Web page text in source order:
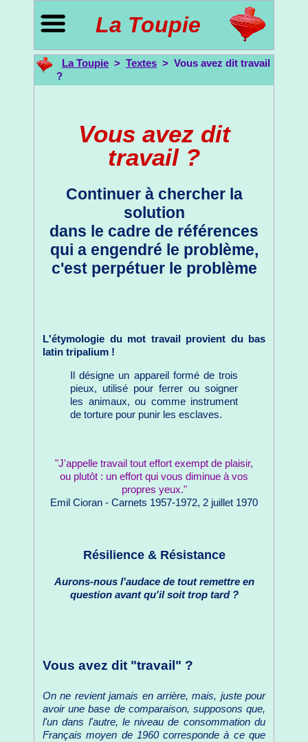
La Toupie
La Toupie > Textes > Vous avez dit travail
?
Vous avez dit
travail ?
Continuer à chercher la
solution
dans le cadre de références
qui a engendré le problème,
c'est perpétuer le problème
L'étymologie du mot travail provient du bas
latin tripalium !
Il désigne un appareil formé de trois
pieux, utilisé pour ferrer ou soigner
les animaux, ou comme instrument
de torture pour punir les esclaves.
"J'appelle travail tout effort exempt de plaisir,
ou plutôt : un effort qui vous diminue à vos
propres yeux."
Emil Cioran - Carnets 1957-1972, 2 juillet 1970
Résilience & Résistance
Aurons-nous l'audace de tout remettre en
question avant qu'il soit trop tard ?
Vous avez dit "travail" ?
On ne revient jamais en arrière, mais, juste pour
avoir une base de comparaison, supposons que,
l'un dans l'autre, le niveau de consommation du
Français moyen de 1960 corresponde à ce que